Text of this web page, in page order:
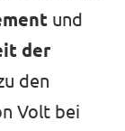
und
der
den
Volt bei